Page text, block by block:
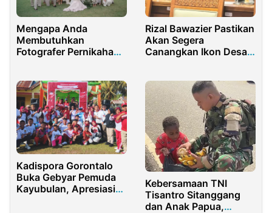
Mengapa Anda
Membutuhkan
Fotografer Pernikahan
Rizal Bawazier Pastikan
Akan Segera
Canangkan Ikon Desa
Kadispora Gorontalo
Buka Gebyar Pemuda
Kayubulan, Apresiasi
Kebersamaan TNI
Tisantro Sitanggang
dan Anak Papua,